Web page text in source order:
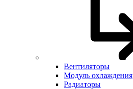
Вентиляторы
Модуль охлаждения
Радиаторы